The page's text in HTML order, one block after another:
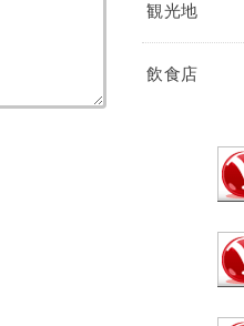
観光地
飲食店